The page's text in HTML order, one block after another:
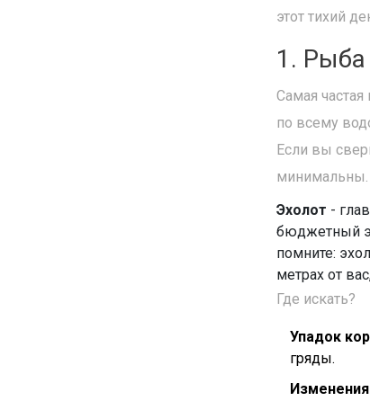
этот тихий
1. Рыба
Самая
по всему
Если вы
минимальны.
Эхолот -
бюджетный
помните:
метрах от
Где искать?
Упадок
гряды.